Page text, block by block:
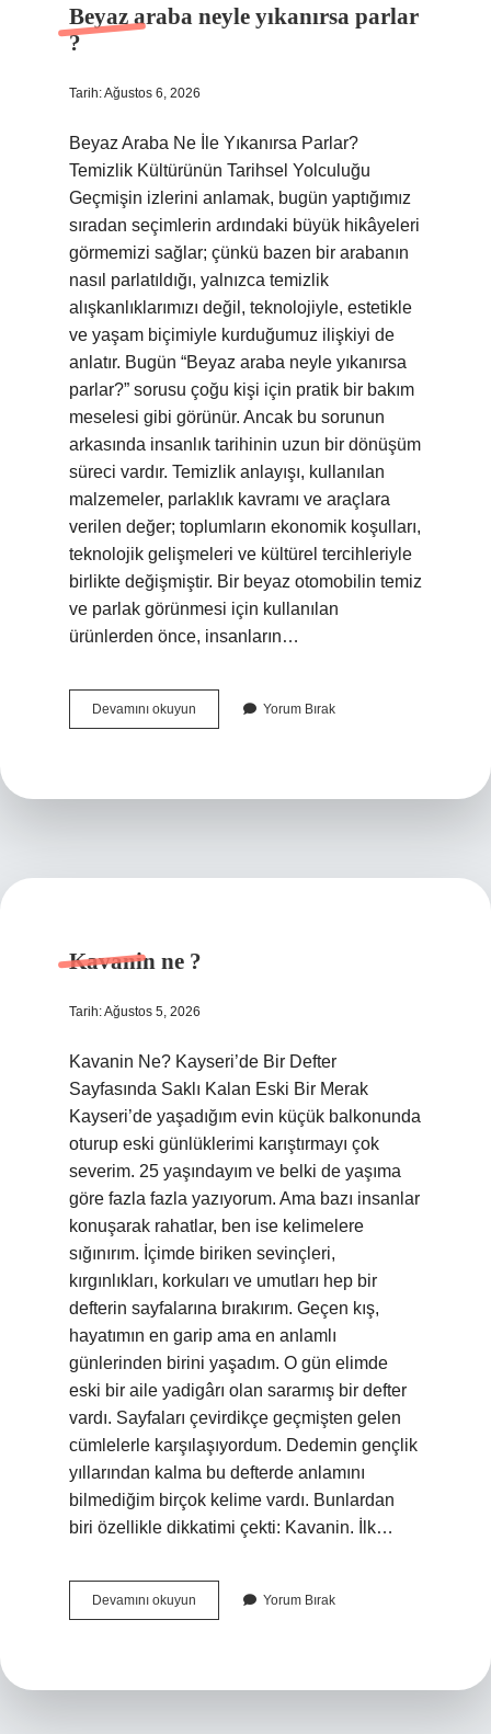
Beyaz araba neyle yıkanırsa parlar
?
Tarih: Ağustos 6, 2026
Beyaz Araba Ne İle Yıkanırsa Parlar?
Temizlik Kültürünün Tarihsel Yolculuğu
Geçmişin izlerini anlamak, bugün yaptığımız
sıradan seçimlerin ardındaki büyük hikâyeleri
görmemizi sağlar; çünkü bazen bir arabanın
nasıl parlatıldığı, yalnızca temizlik
alışkanlıklarımızı değil, teknolojiyle, estetikle
ve yaşam biçimiyle kurduğumuz ilişkiyi de
anlatır. Bugün “Beyaz araba neyle yıkanırsa
parlar?” sorusu çoğu kişi için pratik bir bakım
meselesi gibi görünür. Ancak bu sorunun
arkasında insanlık tarihinin uzun bir dönüşüm
süreci vardır. Temizlik anlayışı, kullanılan
malzemeler, parlaklık kavramı ve araçlara
verilen değer; toplumların ekonomik koşulları,
teknolojik gelişmeleri ve kültürel tercihleriyle
birlikte değişmiştir. Bir beyaz otomobilin temiz
ve parlak görünmesi için kullanılan
ürünlerden önce, insanların…
Devamını okuyun
araba
Yorum Bırak
Kavanin ne ?
Tarih: Ağustos 5, 2026
Kavanin Ne? Kayseri’de Bir Defter
Sayfasında Saklı Kalan Eski Bir Merak
Kayseri’de yaşadığım evin küçük balkonunda
oturup eski günlüklerimi karıştırmayı çok
severim. 25 yaşındayım ve belki de yaşıma
göre fazla fazla yazıyorum. Ama bazı insanlar
konuşarak rahatlar, ben ise kelimelere
sığınırım. İçimde biriken sevinçleri,
kırgınlıkları, korkuları ve umutları hep bir
defterin sayfalarına bırakırım. Geçen kış,
hayatımın en garip ama en anlamlı
günlerinden birini yaşadım. O gün elimde
eski bir aile yadigârı olan sararmış bir defter
vardı. Sayfaları çevirdikçe geçmişten gelen
cümlelerle karşılaşıyordum. Dedemin gençlik
yıllarından kalma bu defterde anlamını
bilmediğim birçok kelime vardı. Bunlardan
biri özellikle dikkatimi çekti: Kavanin. İlk…
Devamını okuyun Kavanin
ne
Yorum Bırak